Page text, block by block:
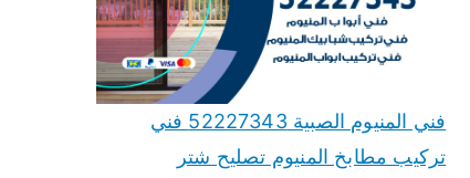
فني المنيوم الصبية 52227343 فني
تركيب مطابخ المنيوم تصليح شتر